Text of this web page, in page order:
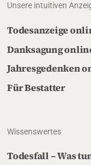
Unsere intuitiven
Todesanzeige
Danksagung
Jahresgedenken
Für Bestatter
Wissenswertes
Todesfall – Was